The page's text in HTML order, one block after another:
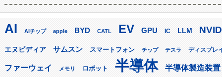
AI AIチップ apple BYD CATL EV GPU IC LLM
エヌビディア サムスン スマートフォン チップ テスラ ディスプレ
ファーウェイ メモリ ロボット 半導体 半導体製造装置